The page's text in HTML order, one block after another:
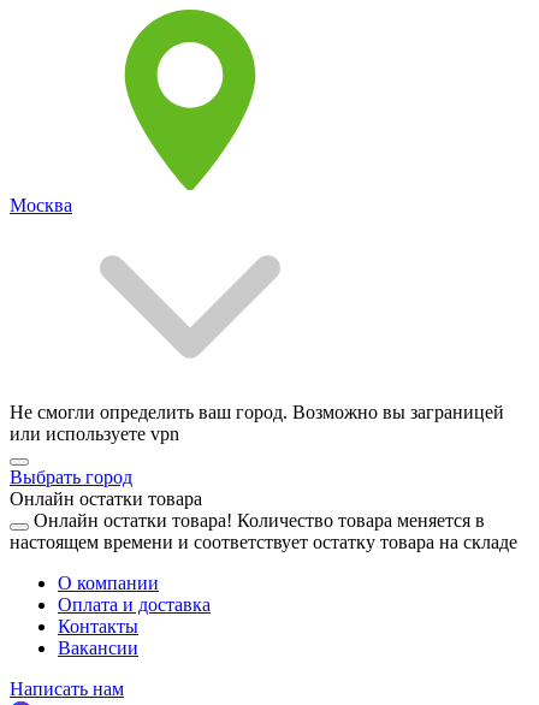
Москва
Не смогли определить ваш город. Возможно вы заграницей
или используете vpn
Выбрать город
Онлайн остатки товара
Онлайн остатки товара! Количество товара меняется в
настоящем времени и соответствует остатку товара на складе
О компании
Оплата и доставка
Контакты
Вакансии
Написать нам